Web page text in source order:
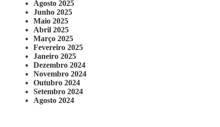
Agosto 2025
Junho 2025
Maio 2025
Abril 2025
Março 2025
Fevereiro 2025
Janeiro 2025
Dezembro 2024
Novembro 2024
Outubro 2024
Setembro 2024
Agosto 2024